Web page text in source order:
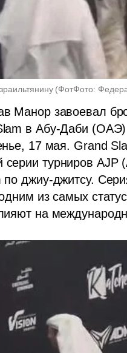
(ФотФото:
Манор завоевал
в Абу-Даби (ОАЭ)
17 мая. Grand
турниров AJP
джиу-джитсу.
из самых
на